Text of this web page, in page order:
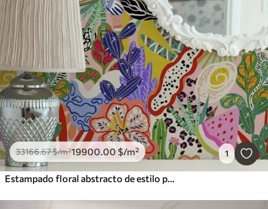
33166.67$/m²19900.00 $/m² 1
Estampado floral abstracto de estilo pop art